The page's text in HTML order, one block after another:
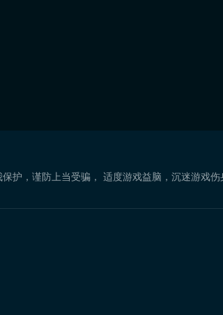
护，谨防上当受骗， 适度游戏益脑，沉迷游戏